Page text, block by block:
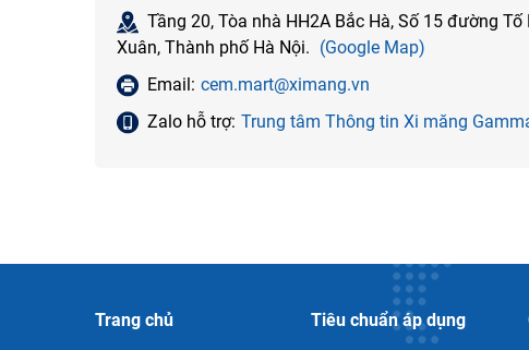
Tầng 20, Tòa nhà HH2A Bắc Hà, Số 15 đường
Xuân, Thành phố Hà Nội. (Google Map)
Email: cem.mart@ximang.vn
Zalo hỗ trợ: Trung tâm Thông tin Xi măng
Trang chủ Tiêu chuẩn áp dụng